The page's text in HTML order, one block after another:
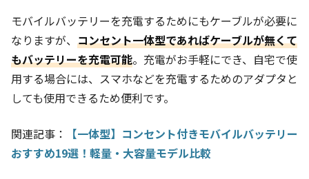
モバイルバッテリーを充電するためにもケーブルが必要に
なりますが、 コンセント一体型であればケーブルが無くて
もバッテリーを充電可能。充電がお手軽にでき、自宅で使
用する場合には、スマホなどを充電するためのアダプタと
しても使用できるため便利です。
関連記事：
【一体型】コンセント付きモバイルバッテリー
おすすめ19選！軽量・大容量モデル比較